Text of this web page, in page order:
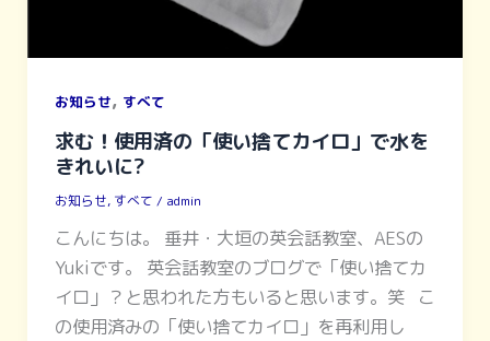
お知らせ, すべて
求む！使用済の「使い捨てカイロ」で水を
きれいに?
お知らせ, すべて / admin
こんにちは。 垂井・大垣の英会話教室、AESの
Yukiです。 英会話教室のブログで「使い捨てカ
イロ」？と思われた方もいると思います。笑 こ
の使用済みの「使い捨てカイロ」を再利用し